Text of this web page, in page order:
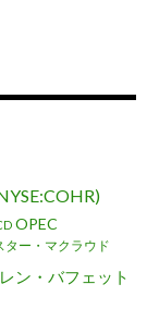
OPEC
ター・マクラウド
ン・バフェット